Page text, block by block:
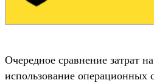
Очередное сравнение затрат на
использование операционных